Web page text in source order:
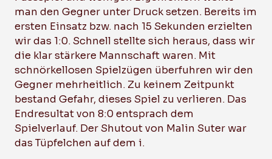
man den Gegner unter Druck setzen. Bereits im
ersten Einsatz bzw. nach 15 Sekunden erzielten
wir das 1:0. Schnell stellte sich heraus, dass wir
die klar stärkere Mannschaft waren. Mit
schnörkellosen Spielzügen überfuhren wir den
Gegner mehrheitlich. Zu keinem Zeitpunkt
bestand Gefahr, dieses Spiel zu verlieren. Das
Endresultat von 8:0 entsprach dem
Spielverlauf. Der Shutout von Malin Suter war
das Tüpfelchen auf dem i.